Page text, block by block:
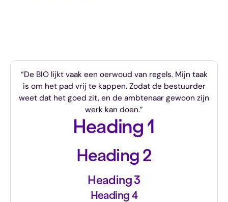
“De BIO lijkt vaak een oerwoud van regels. Mijn taak
is om het pad vrij te kappen. Zodat de bestuurder
weet dat het goed zit, en de ambtenaar gewoon zijn
werk kan doen.”
Heading 1
Heading 2
Heading 3
Heading 4